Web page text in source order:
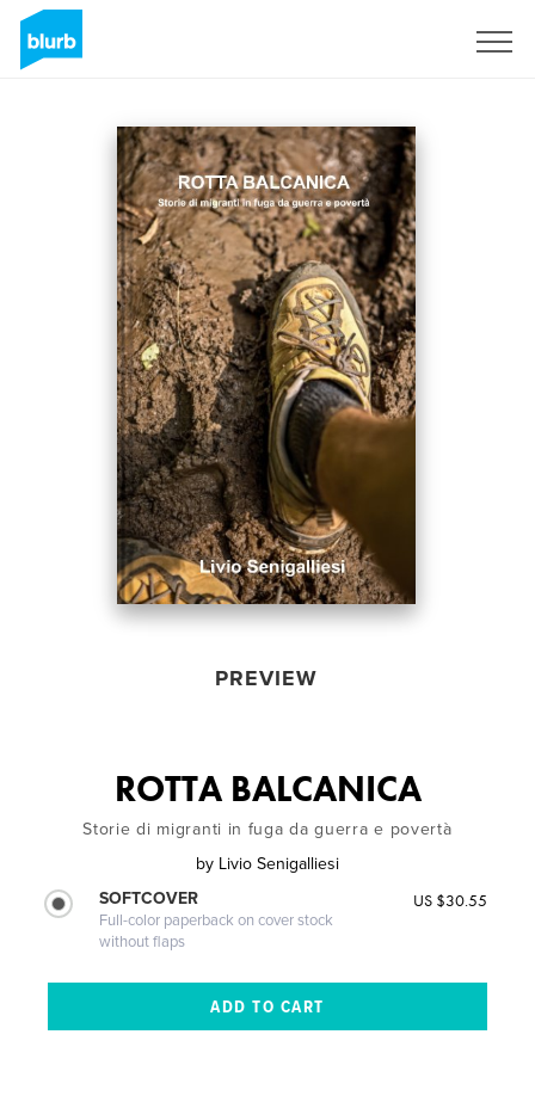
PREVIEW
ROTTA BALCANICA
Storie di migranti in fuga da guerra e povertà
by Livio Senigalliesi
SOFTCOVER
Full-color paperback on cover stock
without flaps
US $30.55